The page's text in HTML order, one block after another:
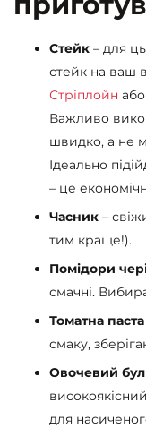
Стейк – для
стейк на ваш
Стріплойн або
Важливо
швидко, а не
Ідеально
– це
Часник –
тим краще!).
Помідори
смачні.
Томатна паста
смаку,
Овочевий
для